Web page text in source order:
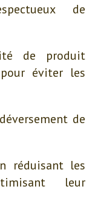
de
de produit
éviter les
de
réduisant les
leur